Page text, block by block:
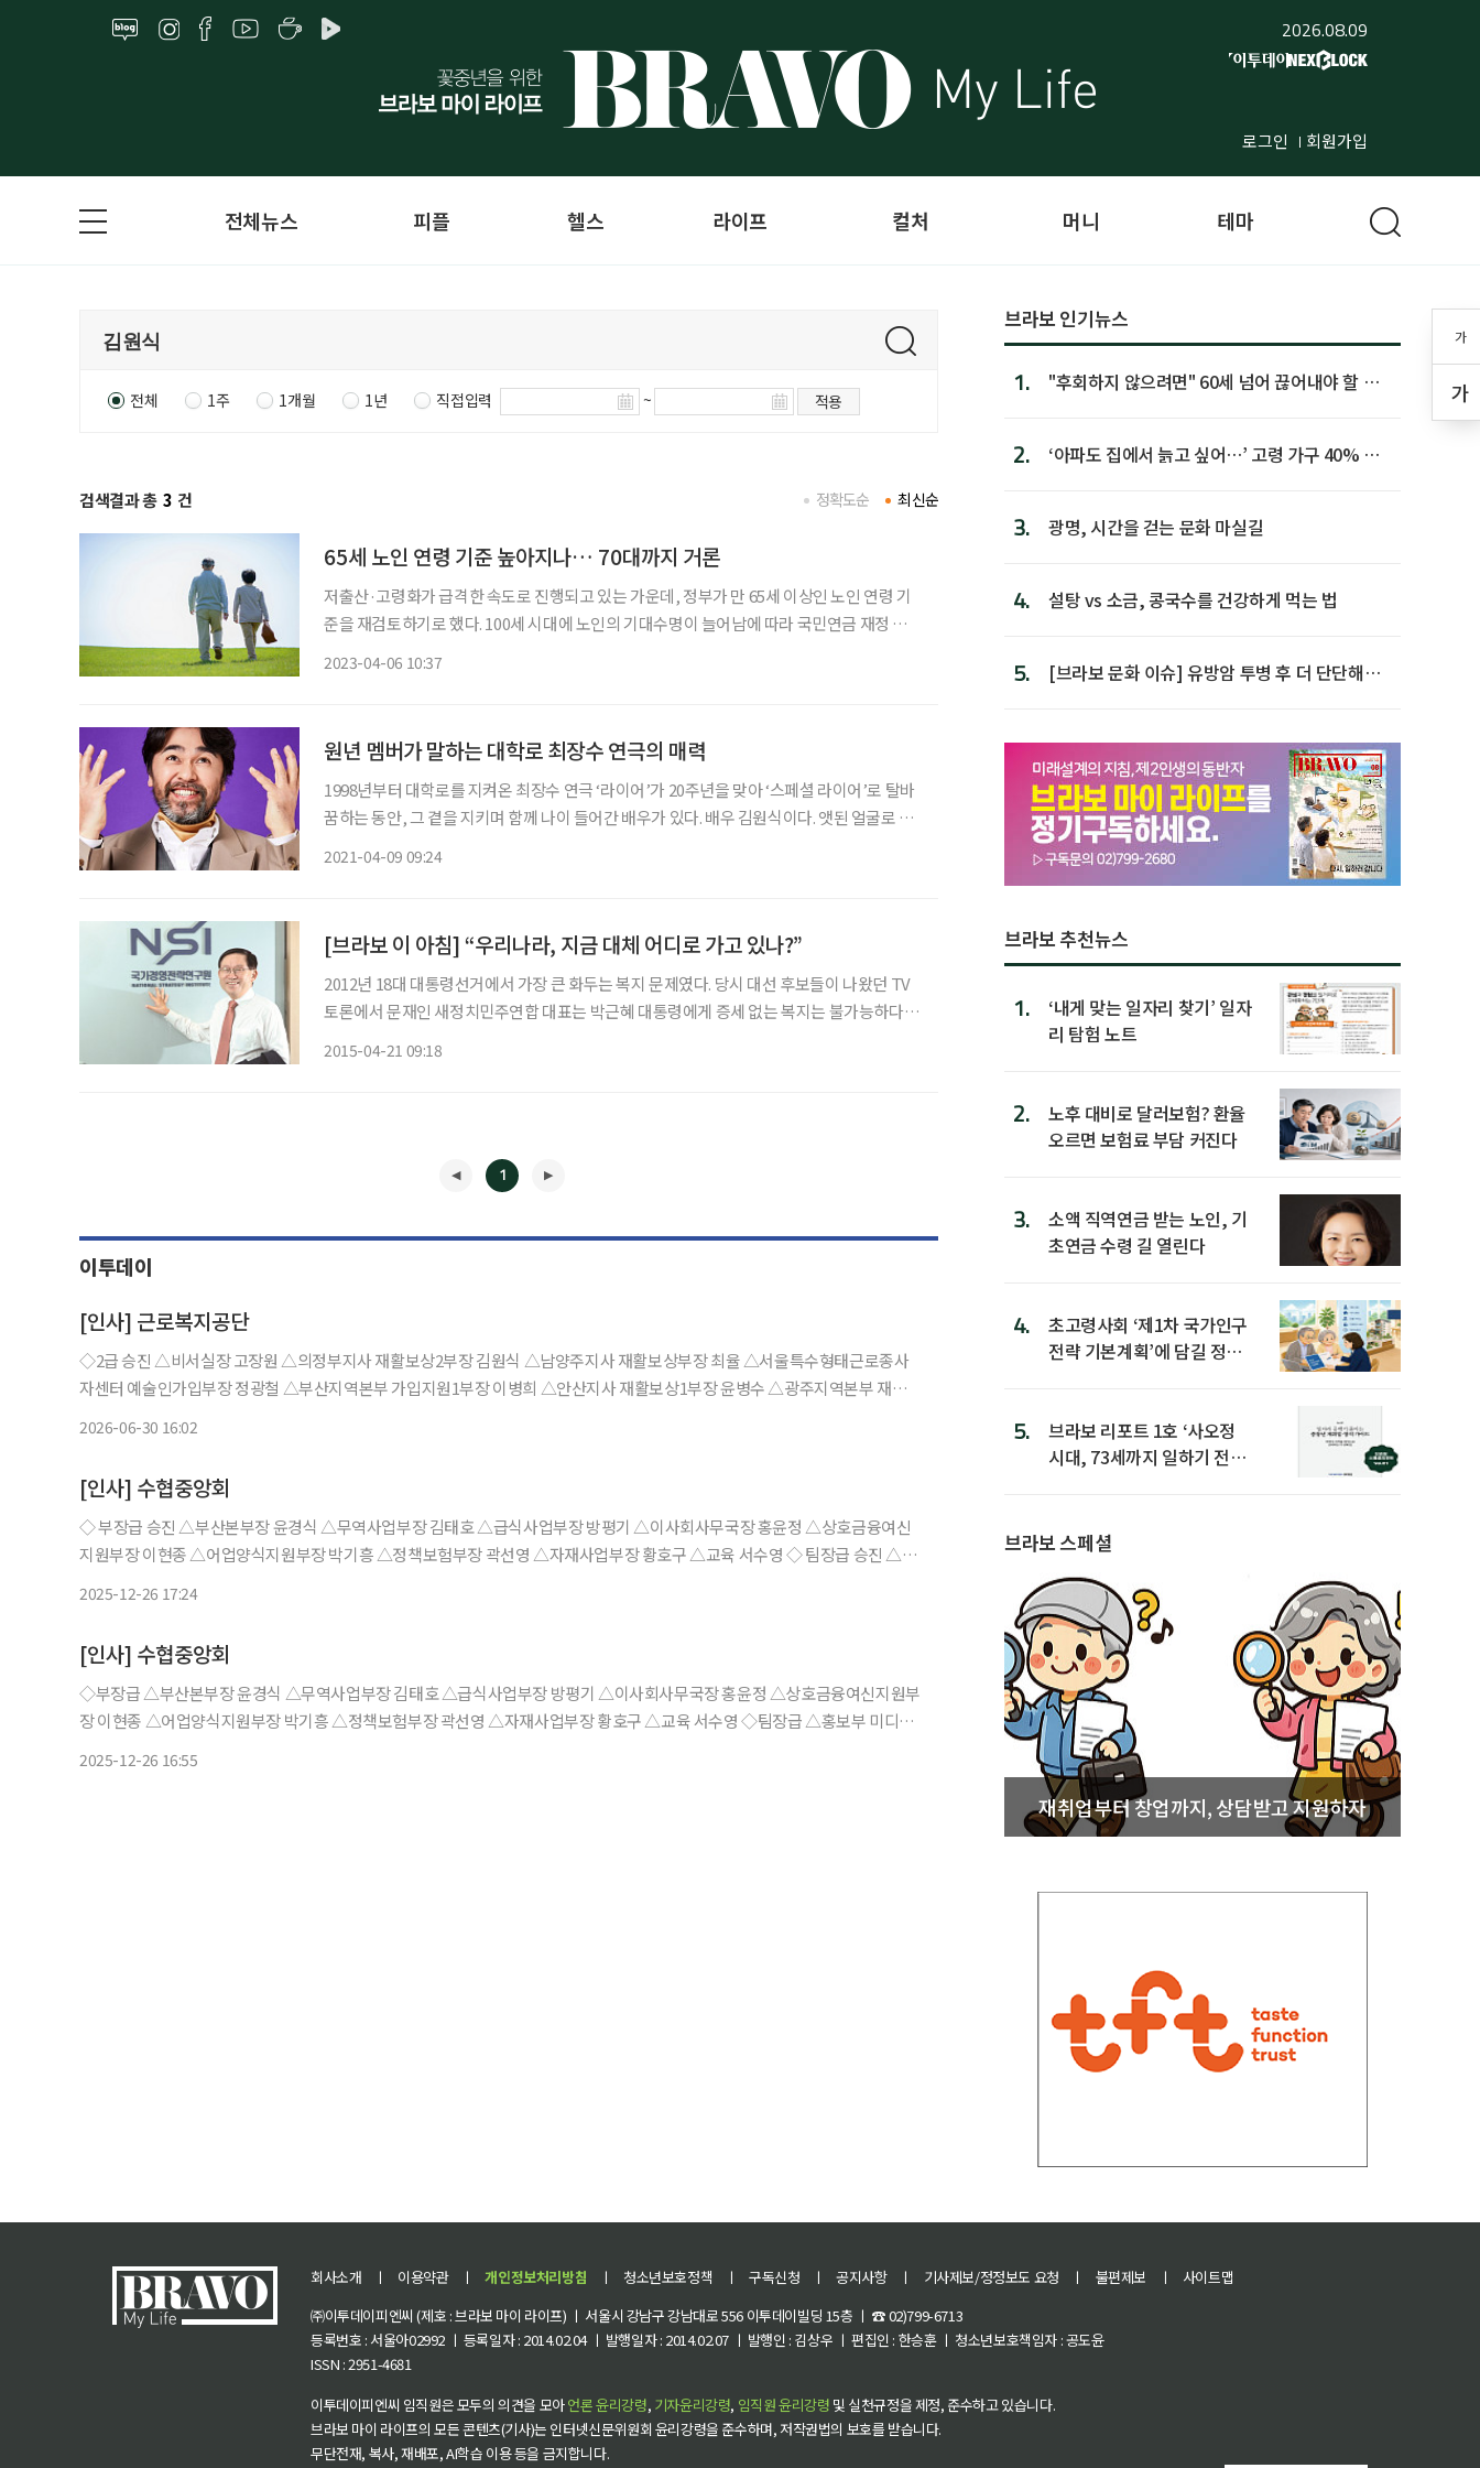
2026.08.09
로그인 회원가입
가
가
전체뉴스 피플 헬스 라이프 컬처 머니 테마
전체 1주 1개월 1년 직접입력 ~ 적용
검색결과 총 3 건 최신순
정확도순
65세 노인 연령 기준 높아지나… 70대까지 거론
저출산·고령화가 급격한 속도로 진행되고 있는 가운데, 정부가 만 65세 이상인 노인 연령 기
준을 재검토하기로 했다. 100세 시대에 노인의 기대수명이 늘어남에 따라 국민연금 재정 고
2023-04-06 10:37
원년 멤버가 말하는 대학로 최장수 연극의 매력
1998년부터 대학로를 지켜온 최장수 연극 ‘라이어’가 20주년을 맞아 ‘스페셜 라이어’로 탈바
꿈하는 동안, 그 곁을 지키며 함께 나이 들어간 배우가 있다. 배우 김원식이다. 앳된 얼굴로 주
2021-04-09 09:24
[브라보 이 아침] “우리나라, 지금 대체 어디로 가고 있나?”
2012년 18대 대통령선거에서 가장 큰 화두는 복지 문제였다. 당시 대선 후보들이 나왔던 TV
토론에서 문재인 새정치민주연합 대표는 박근혜 대통령에게 증세 없는 복지는 불가능하다고
2015-04-21 09:18
1
이투데이
[인사] 근로복지공단
◇2급 승진 △비서실장 고장원 △의정부지사 재활보상2부장 김원식 △남양주지사 재활보상부장 최율 △서울특수형태근로종사
자센터 예술인가입부장 정광철 △부산지역본부 가입지원1부장 이병희 △안산지사 재활보상1부장 윤병수 △광주지역본부 재활보
2026-06-30 16:02
[인사] 수협중앙회
◇ 부장급 승진 △부산본부장 윤경식 △무역사업부장 김태호 △급식사업부장 방평기 △이사회사무국장 홍윤정 △상호금융여신
지원부장 이현종 △어업양식지원부장 박기흥 △정책보험부장 곽선영 △자재사업부장 황호구 △교육 서수영 ◇ 팀장급 승진 △홍
2025-12-26 17:24
[인사] 수협중앙회
◇부장급 △부산본부장 윤경식 △무역사업부장 김태호 △급식사업부장 방평기 △이사회사무국장 홍윤정 △상호금융여신지원부
장 이현종 △어업양식지원부장 박기흥 △정책보험부장 곽선영 △자재사업부장 황호구 △교육 서수영 ◇팀장급 △홍보부 미디어
2025-12-26 16:55
브라보 인기뉴스
1.
"후회하지 않으려면" 60세 넘어 끊어내야 할 사
2.
‘아파도 집에서 늙고 싶어…’ 고령 가구 40% 노
3. 광명, 시간을 걷는 문화 마실길
4. 설탕 vs 소금, 콩국수를 건강하게 먹는 법
5.
[브라보 문화 이슈] 유방암 투병 후 더 단단해진
브라보 추천뉴스
1.
‘내게 맞는 일자리 찾기’ 일자
리 탐험 노트
2.
노후 대비로 달러보험? 환율
오르면 보험료 부담 커진다
3.
소액 직역연금 받는 노인, 기
초연금 수령 길 열린다
4.
초고령사회 ‘제1차 국가인구
전략 기본계획’에 담길 정책
5.
브라보 리포트 1호 ‘사오정
시대, 73세까지 일하기 전략’
브라보 스페셜
재취업부터 창업까지, 상담받고 지원하자
회사소개 ㅣ 이용약관 ㅣ 개인정보처리방침 ㅣ 청소년보호정책 ㅣ 구독신청 ㅣ 공지사항 ㅣ 기사제보/정정보도 요청 ㅣ 불편제보 ㅣ
사이트맵
㈜이투데이피엔씨 (제호 : 브라보 마이 라이프) ㅣ 서울시 강남구 강남대로 556 이투데이빌딩 15층 ㅣ ☎ 02)799-6713
등록번호 : 서울아02992 ㅣ 등록일자 : 2014.02.04 ㅣ 발행일자 : 2014.02.07 ㅣ 발행인 : 김상우 ㅣ 편집인 : 한승훈 ㅣ 청소년보호책임자 : 공도윤
ISSN : 2951-4681
이투데이피엔씨 임직원은 모두의 의견을 모아언론 윤리강령, 기자윤리강령, 임직원 윤리강령 및 실천규정을 제정, 준수하고 있습니다.
브라보 마이 라이프의 모든 콘텐츠(기사)는 인터넷신문위원회 윤리강령을 준수하며, 저작권법의 보호를 받습니다.
무단전재, 복사, 재배포, AI학습 이용 등을 금지합니다.